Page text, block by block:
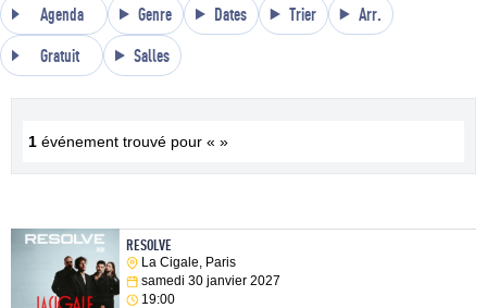
Agenda Genre Dates Trier Arr.
Gratuit Salles
1 événement trouvé pour « »
RESOLVE
La Cigale, Paris
samedi 30 janvier 2027
19:00